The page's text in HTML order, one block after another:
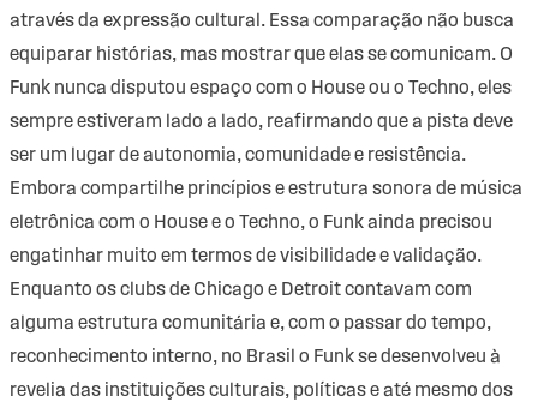
através da expressão cultural. Essa comparação não busca
equiparar histórias, mas mostrar que elas se comunicam. O
Funk nunca disputou espaço com o House ou o Techno, eles
sempre estiveram lado a lado, reafirmando que a pista deve
ser um lugar de autonomia, comunidade e resistência.
Embora compartilhe princípios e estrutura sonora de música
eletrônica com o House e o Techno, o Funk ainda precisou
engatinhar muito em termos de visibilidade e validação.
Enquanto os clubs de Chicago e Detroit contavam com
alguma estrutura comunitária e, com o passar do tempo,
reconhecimento interno, no Brasil o Funk se desenvolveu à
revelia das instituições culturais, políticas e até mesmo dos